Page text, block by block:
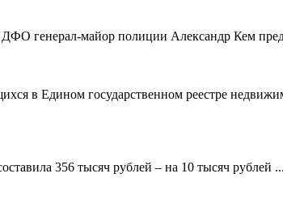
генерал-майор полиции Александр Кем
в Едином государственном реестре
356 тысяч рублей – на 10 тысяч рублей ...